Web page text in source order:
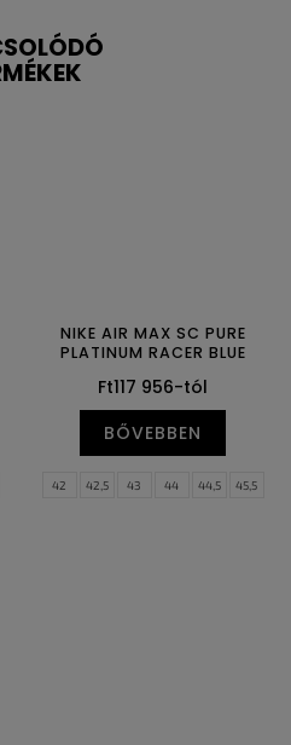
NIKE AIR MAX SC PURE
PLATINUM RACER BLUE
Ft117 956-tól
BŐVEBBEN
42 42,5 43 44 44,5 45,5